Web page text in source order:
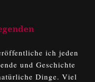
ich jeden
und Geschichte
Dinge. Viel